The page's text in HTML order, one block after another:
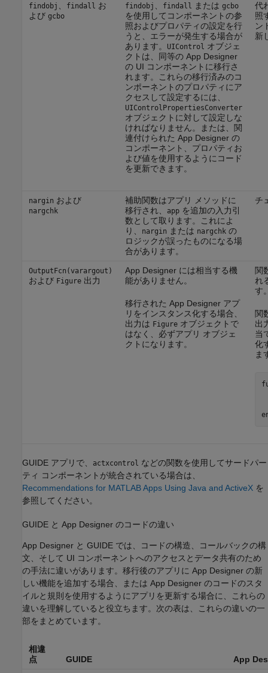
findobj 、 findall お
よび gcbo
findobj 、 findall または gcbo
を使用してコンポーネントの参
照およびプロパティの設定を行
うと、エラーが発生する場合が
あります。
UIControl オブジェ
クトは、同等の App Designer
の UI コンポーネントに移行さ
れます。これらの移行済みのコ
ンポーネントのプロパティにア
クセスして設定するには、
UIControlPropertiesConverter
オブジェクトに対して設定しな
ければなりません。または、関
連付けられた App Designer の
コンポーネント、プロパティお
よび値を使用するようにコード
を更新できます。
代
照
ン
新
nargin および
nargchk
補助関数はアプリ メソッドに
移行され、
appを追加の入力引
数として取ります。これによ
り、
nargin または nargchkの
ロジックが誤ったものになる場
合があります。
チ
OutputFcn(varargout)
および Figure出力
App Designer には相当する機
能がありません。
移行された App Designer アプ
リをインスタンス化する場合、
出力は Figureオブジェクトで
はなく、必ずアプリ オブジェ
クトになります。
関
れ
す
関
出
当
化
ま
GUIDE アプリで、 actxcontrol などの関数を使用してサードパー
ティ コンポーネントが統合されている場合は、
Recommendations for MATLAB Apps Using Java and ActiveX を
参照してください。
GUIDE と App Designer のコードの違い
App Designer と GUIDE では、コードの構造、コールバックの構
文、そして UI コンポーネントへのアクセスとデータ共有のため
の手法に違いがあります。移行後のアプリに App Designer の新
しい機能を追加する場合、または App Designer のコードのスタ
イルと規則を使用するようにアプリを更新する場合に、これらの
違いを理解していると役立ちます。次の表は、これらの違いの一
部をまとめています。
相違
点
GUIDE
App